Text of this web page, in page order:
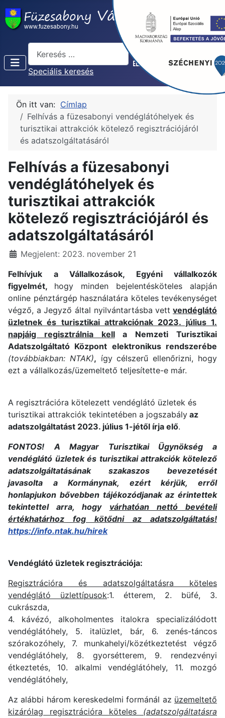
Keresés...
Speciális keresés
Ön itt van: Címlap
Felhívás a füzesabonyi vendéglátóhelyek és
turisztikai attrakciók kötelező regisztrációjáról
és adatszolgáltatásáról
Felhívás a füzesabonyi
vendéglátóhelyek és
turisztikai attrakciók
kötelező regisztrációjáról és
adatszolgáltatásáról
Részletek
Megjelent: 2023. november 21
Felhívjuk a Vállalkozások, Egyéni vállalkozók
figyelmét, hogy minden bejelentésköteles alapján
online pénztárgép használatára köteles tevékenységet
végző, a Jegyző által nyilvántartásba vett vendéglátó
üzletnek és turisztikai attrakciónak 2023. július 1.
napjáig regisztrálnia kella Nemzeti Turisztikai
Adatszolgáltató Központ elektronikus rendszerébe
(továbbiakban: NTAK), így célszerű ellenőrizni, hogy
ezt a vállalkozás/üzemeltető teljesítette-e már.
A regisztrációra kötelezett vendéglátó üzletek és
turisztikai attrakciók tekintetében a jogszabály az
adatszolgáltatást 2023. július 1-jétől írja elő.
FONTOS!
A Magyar Turisztikai Ügynökség a
vendéglátó üzletek és turisztikai attrakciók kötelező
adatszolgáltatásának szakaszos bevezetését
javasolta a Kormánynak, ezért kérjük, erről
honlapjukon bővebben tájékozódjanak az érintettek
tekintettel arra, hogy várhatóan nettó bevételi
értékhatárhoz fog kötődni az adatszolgáltatás!
https://info.ntak.hu/hirek
Vendéglátó üzletek regisztrációja:
Regisztrációra és adatszolgáltatásra köteles
vendéglátó üzlettípusok:1. étterem, 2. büfé, 3.
cukrászda,
4. kávézó, alkoholmentes italokra specializálódott
vendéglátóhely, 5. italüzlet, bár, 6. zenés-táncos
szórakozóhely, 7. munkahelyi/közétkeztetést végző
vendéglátóhely, 8. gyorsétterem, 9. rendezvényi
étkeztetés, 10. alkalmi vendéglátóhely, 11. mozgó
vendéglátóhely,
Az alábbi három kereskedelmi formánál az üzemeltető
kizárólag regisztrációra köteles (adatszolgáltatásra